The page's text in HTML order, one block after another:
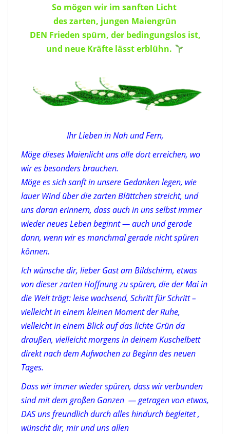
So mögen wir im sanften Licht
des zarten, jungen Maiengrün
DEN Frieden spürn, der bedingungslos ist,
und neue Kräfte lässt erblühn.
Ihr Lieben in Nah und Fern,
Möge dieses Maienlicht uns alle dort erreichen, wo
wir es besonders brauchen.
Möge es sich sanft in unsere Gedanken legen, wie
lauer Wind über die zarten Blättchen streicht, und
uns daran erinnern, dass auch in uns selbst immer
wieder neues Leben beginnt — auch und gerade
dann, wenn wir es manchmal gerade nicht spüren
können.
Ich wünsche dir, lieber Gast am Bildschirm, etwas
von dieser zarten Hoffnung zu spüren, die der Mai in
die Welt trägt: leise wachsend, Schritt für Schritt –
vielleicht in einem kleinen Moment der Ruhe,
vielleicht in einem Blick auf das lichte Grün da
draußen, vielleicht morgens in deinem Kuschelbett
direkt nach dem Aufwachen zu Beginn des neuen
Tages.
Dass wir immer wieder spüren, dass wir verbunden
sind mit dem großen Ganzen — getragen von etwas,
DAS uns freundlich durch alles hindurch begleitet ,
wünscht dir, mir und uns allen